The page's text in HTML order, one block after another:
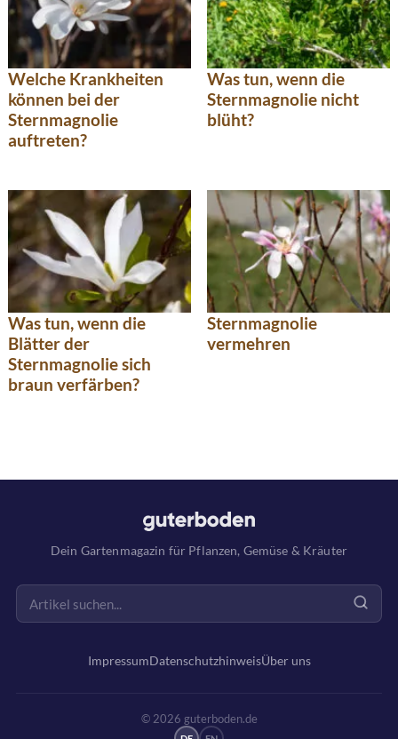
Welche Krankheiten
können bei der
Sternmagnolie
auftreten?
Was tun, wenn die
Sternmagnolie nicht
blüht?
Was tun, wenn die
Blätter der
Sternmagnolie sich
braun verfärben?
Sternmagnolie
vermehren
Dein Gartenmagazin für Pflanzen, Gemüse & Kräuter
ImpressumDatenschutzhinweisÜber uns
© 2026 guterboden.de